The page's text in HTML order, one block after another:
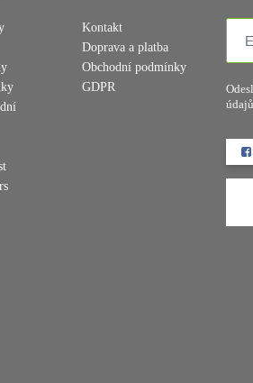
Kontakt
Doprava a platba
Obchodní podmínky
GDPR
košíku
Dokončit objednávku